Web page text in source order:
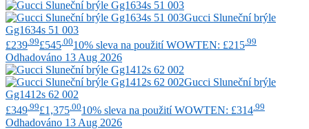
Gucci Sluneční brýle
Gg1634s 51 003
£239.99£545.0010% sleva na použití WOWTEN: £215.99
Odhadováno 13 Aug 2026
Gucci Sluneční brýle
Gg1412s 62 002
£349 .99£1,375 .0010% sleva na použití WOWTEN: £314 .99
Odhadováno 13 Aug 2026